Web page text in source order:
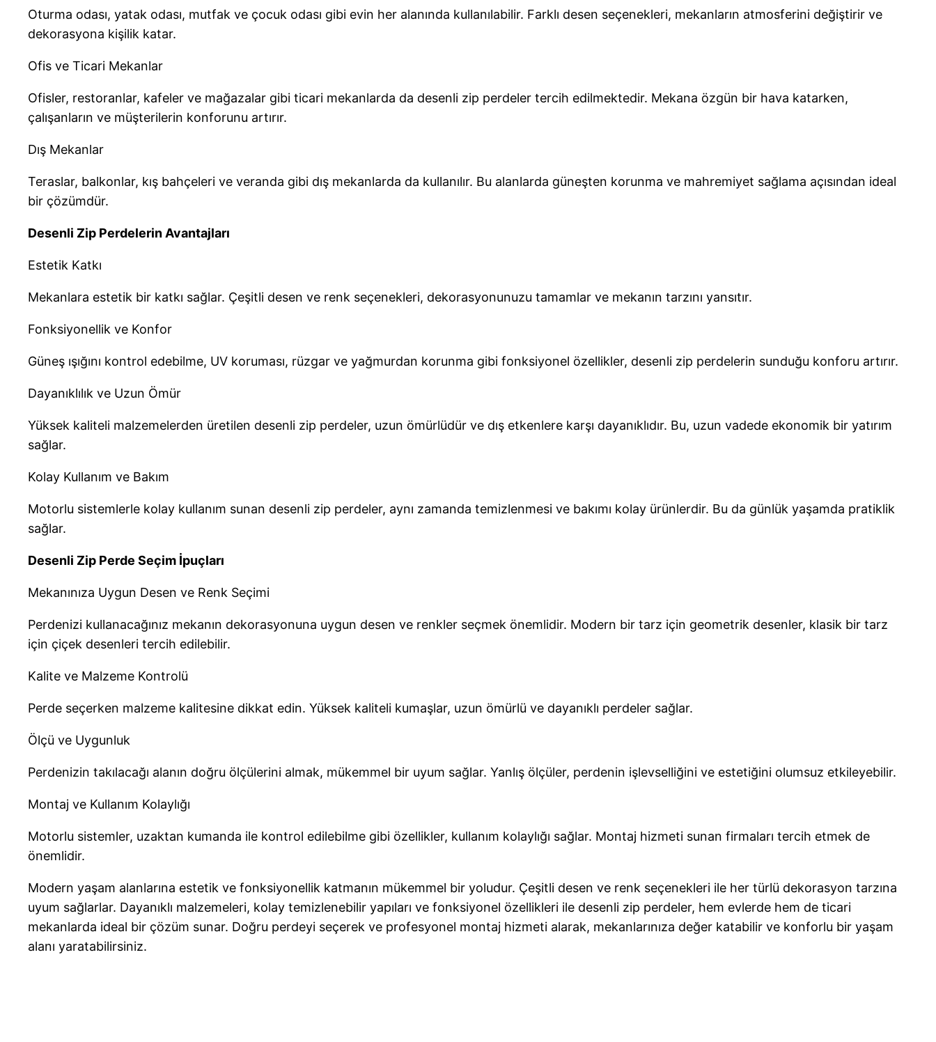
Oturma odası, yatak odası, mutfak ve çocuk odası gibi evin her alanında kullanılabilir. Farklı desen seçenekleri, mekanların atmosferini değiştirir ve
dekorasyona kişilik katar.
Ofis ve Ticari Mekanlar
Ofisler, restoranlar, kafeler ve mağazalar gibi ticari mekanlarda da desenli zip perdeler tercih edilmektedir. Mekana özgün bir hava katarken,
çalışanların ve müşterilerin konforunu artırır.
Dış Mekanlar
Teraslar, balkonlar, kış bahçeleri ve veranda gibi dış mekanlarda da kullanılır. Bu alanlarda güneşten korunma ve mahremiyet sağlama açısından ideal
bir çözümdür.
Desenli Zip Perdelerin Avantajları
Estetik Katkı
Mekanlara estetik bir katkı sağlar. Çeşitli desen ve renk seçenekleri, dekorasyonunuzu tamamlar ve mekanın tarzını yansıtır.
Fonksiyonellik ve Konfor
Güneş ışığını kontrol edebilme, UV koruması, rüzgar ve yağmurdan korunma gibi fonksiyonel özellikler, desenli zip perdelerin sunduğu konforu artırır.
Dayanıklılık ve Uzun Ömür
Yüksek kaliteli malzemelerden üretilen desenli zip perdeler, uzun ömürlüdür ve dış etkenlere karşı dayanıklıdır. Bu, uzun vadede ekonomik bir yatırım
sağlar.
Kolay Kullanım ve Bakım
Motorlu sistemlerle kolay kullanım sunan desenli zip perdeler, aynı zamanda temizlenmesi ve bakımı kolay ürünlerdir. Bu da günlük yaşamda pratiklik
sağlar.
Desenli Zip Perde Seçim İpuçları
Mekanınıza Uygun Desen ve Renk Seçimi
Perdenizi kullanacağınız mekanın dekorasyonuna uygun desen ve renkler seçmek önemlidir. Modern bir tarz için geometrik desenler, klasik bir tarz
için çiçek desenleri tercih edilebilir.
Kalite ve Malzeme Kontrolü
Perde seçerken malzeme kalitesine dikkat edin. Yüksek kaliteli kumaşlar, uzun ömürlü ve dayanıklı perdeler sağlar.
Ölçü ve Uygunluk
Perdenizin takılacağı alanın doğru ölçülerini almak, mükemmel bir uyum sağlar. Yanlış ölçüler, perdenin işlevselliğini ve estetiğini olumsuz etkileyebilir.
Montaj ve Kullanım Kolaylığı
Motorlu sistemler, uzaktan kumanda ile kontrol edilebilme gibi özellikler, kullanım kolaylığı sağlar. Montaj hizmeti sunan firmaları tercih etmek de
önemlidir.
Modern yaşam alanlarına estetik ve fonksiyonellik katmanın mükemmel bir yoludur. Çeşitli desen ve renk seçenekleri ile her türlü dekorasyon tarzına
uyum sağlarlar. Dayanıklı malzemeleri, kolay temizlenebilir yapıları ve fonksiyonel özellikleri ile desenli zip perdeler, hem evlerde hem de ticari
mekanlarda ideal bir çözüm sunar. Doğru perdeyi seçerek ve profesyonel montaj hizmeti alarak, mekanlarınıza değer katabilir ve konforlu bir yaşam
alanı yaratabilirsiniz.